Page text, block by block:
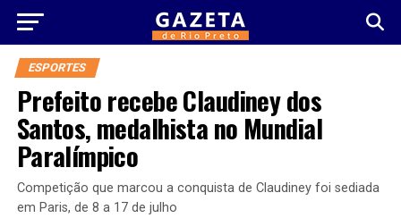
ESPORTES
Prefeito recebe Claudiney dos
Santos, medalhista no Mundial
Paralímpico
Competição que marcou a conquista de Claudiney foi sediada
em Paris, de 8 a 17 de julho